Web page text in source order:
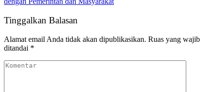
Tinggalkan Balasan
Alamat email Anda tidak akan dipublikasikan. Ruas yang wajib
ditandai *